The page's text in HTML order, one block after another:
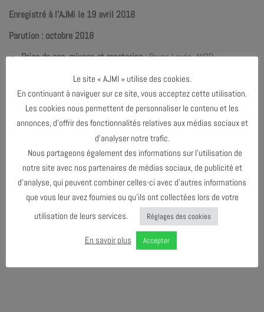
Enregistré à l’AJMi le 19 avril 2018
Parution : octobre 2018
Prise de son, mixage et mastering :Bruno Levée, AV2R
Absilone
Création graphique :Didier Mazellier
Le site « AJMI » utilise des cookies.
En continuant à naviguer sur ce site, vous acceptez cette utilisation.
Les cookies nous permettent de personnaliser le contenu et les
annonces, d’offrir des fonctionnalités relatives aux médias sociaux et
d’analyser notre trafic.
Nous partageons également des informations sur l’utilisation de
notre site avec nos partenaires de médias sociaux, de publicité et
d’analyse, qui peuvent combiner celles-ci avec d’autres informations
que vous leur avez fournies ou qu’ils ont collectées lors de votre
utilisation de leurs services.
Réglages des cookies
En savoir plus Accepter